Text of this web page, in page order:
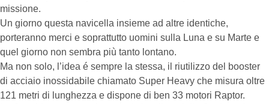
missione.
Un giorno questa navicella insieme ad altre identiche,
porteranno merci e soprattutto uomini sulla Luna e su Marte e
quel giorno non sembra più tanto lontano.
Ma non solo, l’idea é sempre la stessa, il riutilizzo del booster
di acciaio inossidabile chiamato Super Heavy che misura oltre
121 metri di lunghezza e dispone di ben 33 motori Raptor.